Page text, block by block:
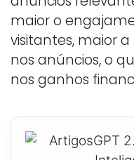
maior o
visitantes, maior
nos anúncios, o
nos ganhos